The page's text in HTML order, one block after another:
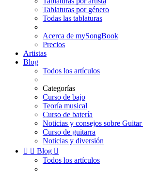
Tablaturas por género
Todas las tablaturas
Acerca de mySongBook
Precios
Artistas
Blog
Todos los artículos
Categorías
Curso de bajo
Teoría musical
Curso de batería
Noticias y consejos sobre Guitar
Curso de guitarra
Noticias y diversión
  Blog 
Todos los artículos